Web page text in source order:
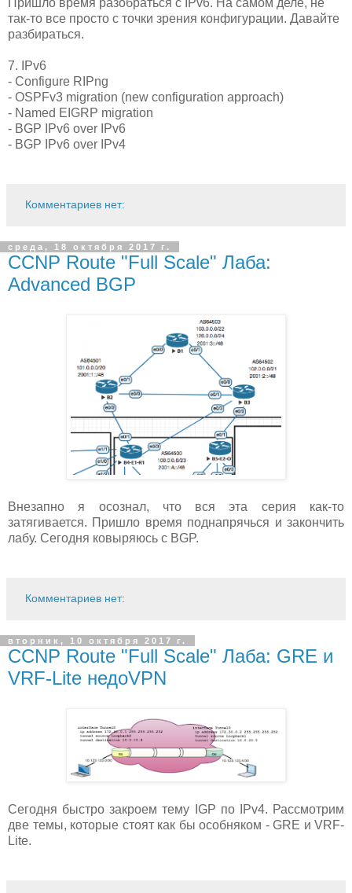
Пришло время разобраться с IPv6. На самом деле, не
так-то все просто с точки зрения конфигурации. Давайте
разбираться.
7. IPv6
- Configure RIPng
- OSPFv3 migration (new configuration approach)
- Named EIGRP migration
- BGP IPv6 over IPv6
- BGP IPv6 over IPv4
Комментариев нет:
среда, 18 октября 2017 г.
CCNP Route "Full Scale" Лаба:
Advanced BGP
Внезапно я осознал, что вся эта серия как-то
затягивается. Пришло время поднапрячься и закончить
лабу. Сегодня ковыряюсь с BGP.
Комментариев нет:
вторник, 10 октября 2017 г.
CCNP Route "Full Scale" Лаба: GRE и
VRF-Lite недоVPN
Сегодня быстро закроем тему IGP по IPv4. Рассмотрим
две темы, которые стоят как бы особняком - GRE и VRF-
Lite.